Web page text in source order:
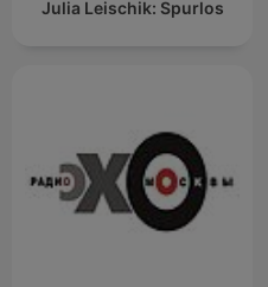
Julia Leischik: Spurlos